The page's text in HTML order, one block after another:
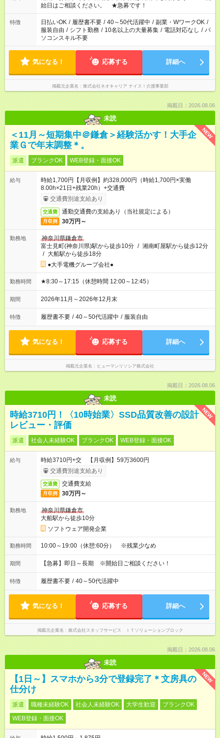
なります。★家庭の都合でお休みが必要な場合も遠慮なくご相談
ください。
始日はご相談ください。 ★急募です！
特徴 日払いOK / 履歴書不要 / 40～50代活躍中 / 副業・WワークOK /
服装自由 / シフト勤務 / 10名以上の大量募集 / 電話対応なし / パ
ソコンスキル不要
気になる！ 応募する 詳細へ
掲載元企業名 株式会社ネオキャリア ナイス！介護事業部
掲載日：2026.08.06
未読
NEW
＜11月～短期集中＠鎌倉＞経験活かす！大手企
業Ｇで年末調整＊。
派遣 ブランクOK WEB登録・面接OK
給与
時給1,700円【月収例】約328,000円（時給1,700円×実働
8.00h×21日+残業20h）+交通費
交通費別途支給あり
交通費 通勤交通費の支給あり（当社規定による）
月収例 30万円～
勤務地
神奈川県鎌倉市
富士見町(神奈川県)駅から徒歩10分 / 湘南町屋駅から徒歩12分
/ 大船駅から徒歩18分
●大手電機グループ会社●
勤務時間 ★8:30～17:15（休憩時間 12:00～12:45）
期間 2026年11月～2026年12月末
特徴 履歴書不要 / 40～50代活躍中 / 服装自由
気になる！ 応募する 詳細へ
掲載元企業名 ヒューマンリソシア株式会社
掲載日：2026.08.06
未読
NEW
時給3710円！〈10時始業〉SSD品質改善の設計
レビュー・評価
派遣 社会人未経験OK ブランクOK WEB登録・面接OK
給与
時給3710円+交 【月収例】59万3600円
交通費別途支給あり
交通費 交通費支給
月収例 30万円～
勤務地
神奈川県鎌倉市
大船駅から徒歩10分
ソフトウェア開発企業
勤務時間 10:00～19:00（休憩:60分） ※残業少なめ
期間 【急募】即日～長期 ※開始日ご相談ください！
特徴 履歴書不要 / 40～50代活躍中
気になる！ 応募する 詳細へ
掲載元企業名 株式会社スタッフサービス ＩＴソリューションブロック
掲載日：2026.08.06
未読
NEW
【1日～】スマホから3分で登録完了＊文房具の
仕分け
派遣 職種未経験OK 社会人未経験OK 大学生歓迎
ブランクOK
WEB登録・面接OK